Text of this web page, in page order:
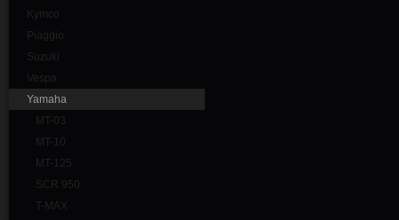
Kymco
Piaggio
Suzuki
Vespa
Yamaha
MT-03
MT-10
MT-125
SCR 950
T-MAX